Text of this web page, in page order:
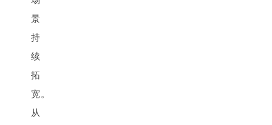
景
持
续
拓
宽。
从